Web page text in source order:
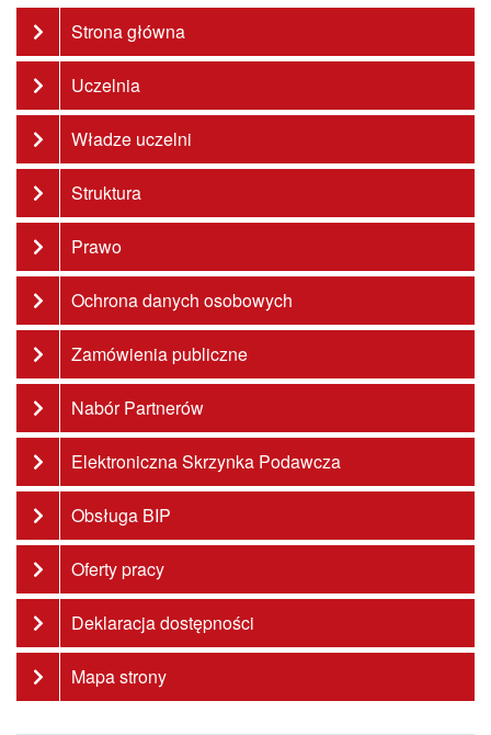
Strona główna
Uczelnia
Władze uczelni
Struktura
Prawo
Ochrona danych osobowych
Zamówienia publiczne
Nabór Partnerów
Elektroniczna Skrzynka Podawcza
Obsługa BIP
Oferty pracy
Deklaracja dostępności
Mapa strony